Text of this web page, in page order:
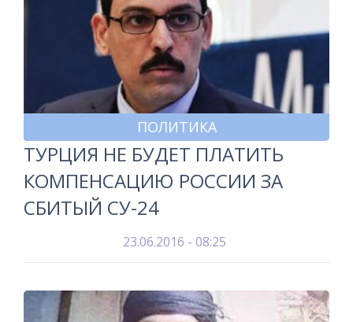
ПОЛИТИКА
ТУРЦИЯ НЕ БУДЕТ ПЛАТИТЬ
КОМПЕНСАЦИЮ РОССИИ ЗА
СБИТЫЙ СУ-24
23.06.2016 - 08:25